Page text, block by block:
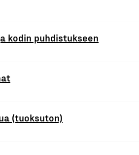
kodin puhdistukseen
(tuoksuton)